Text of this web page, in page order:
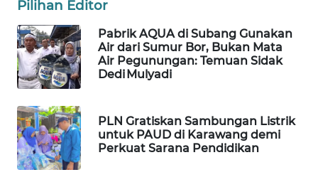
Pilihan Editor
Pabrik AQUA di Subang Gunakan
Air dari Sumur Bor, Bukan Mata
Air Pegunungan: Temuan Sidak
Dedi Mulyadi
PLN Gratiskan Sambungan Listrik
untuk PAUD di Karawang demi
Perkuat Sarana Pendidikan
KONSUMEN
FORWAMKI
ALPERKLINAS
FORJASIDA
TAMBANG
NEWS